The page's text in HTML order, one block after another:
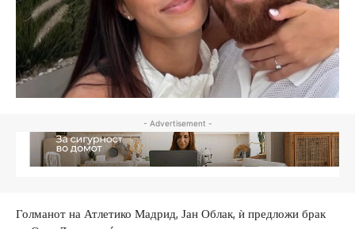
- Advertisement -
Голманот на Атлетико Мадрид, Јан Облак, ѝ предложи брак